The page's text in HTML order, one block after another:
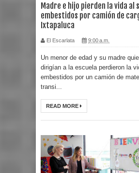
Madre e hijo pierden la vida al
embestidos por camión de
Ixtapaluca
El Escarlata 9:00 a.m.
Un menor de edad y su madre
dirigían a la escuela perdieron la
embestidos por un camión de
transi...
READ MORE